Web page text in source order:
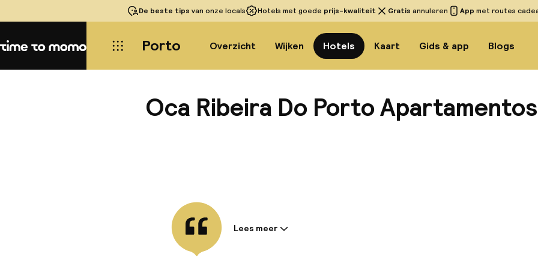
De beste tips van onze locals Hotels met goede prijs-kwaliteit Gratis annuleren App met routes
Home Porto Overzicht Wijken Hotels Kaart Gids & app Blogs
Oca Ribeira Do Porto Apartamentos
Informatie gedeeld door de accommodatie:
Lees meer